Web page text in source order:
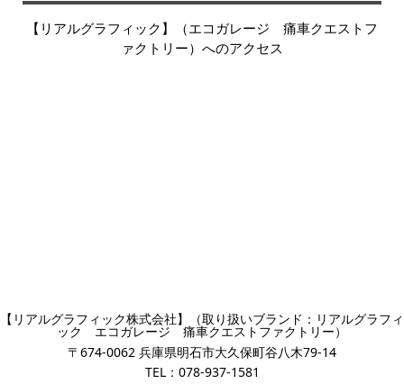
【リアルグラフィック】（エコガレージ 痛車クエストフ
ァクトリー）へのアクセス
【リアルグラフィック株式会社】（取り扱いブランド：リアルグラフィ
ック エコガレージ 痛車クエストファクトリー）
〒674-0062 兵庫県明石市大久保町谷八木79-14
TEL： 078-937-1581